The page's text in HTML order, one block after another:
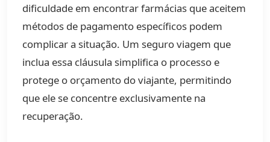
dificuldade em encontrar farmácias que aceitem
métodos de pagamento específicos podem
complicar a situação. Um seguro viagem que
inclua essa cláusula simplifica o processo e
protege o orçamento do viajante, permitindo
que ele se concentre exclusivamente na
recuperação.